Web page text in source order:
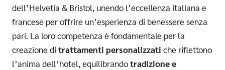
dell’Helvetia & Bristol, unendo l’eccellenza italiana e
francese per offrire un’esperienza di benessere senza
pari. La loro competenza è fondamentale per la
creazione di trattamenti personalizzati che riflettono
l’anima dell’hotel, equilibrandotradizione e